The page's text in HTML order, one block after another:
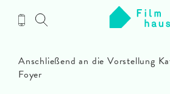
Inhalt
Anschließend an die Vorstellung
Foyer